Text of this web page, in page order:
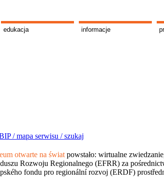
edukacja informacje
/mapa serwisu /szukaj
otwarte na świat powstało: wirtualne
Rozwoju Regionalnego (EFRR) za
fondu pro regionální rozvoj (ERDF)